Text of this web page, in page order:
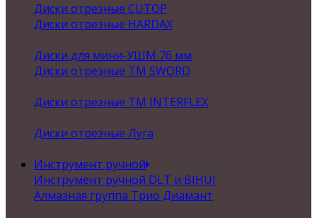
Диски отрезные CUTOP
Диски отрезные HARDAX
Диски для мини-УШМ 76 мм
Диски отрезные ТМ SWORD
Диски отрезные ТМ INTERFLEX
Диски отрезные Луга
Инструмент ручной
Инструмент ручной DLT и BIHUI
Алмазная группа Трио Диамант